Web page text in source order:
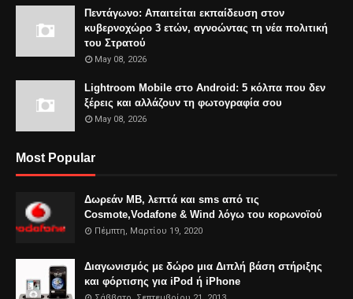
Πεντάγωνο: Απαιτείται εκπαίδευση στον
κυβερνοχώρο 3 ετών, αγνοώντας τη νέα πολιτική
του Στρατού
May 08, 2026
Lightroom Mobile στο Android: 5 κόλπα που δεν
ξέρεις και αλλάζουν τη φωτογραφία σου
May 08, 2026
Most Popular
Δωρεάν MB, λεπτά και sms από τις
Cosmote,Vodafone & Wind λόγω του κορωνοϊού
Πέμπτη, Μαρτίου 19, 2020
Διαγωνισμός με δώρο μια Διπλή βάση στήριξης
και φόρτισης για iPod ή iPhone